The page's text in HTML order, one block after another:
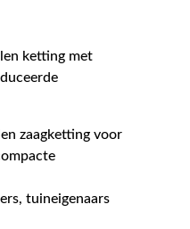
ketting met
zaagketting voor
tuineigenaars